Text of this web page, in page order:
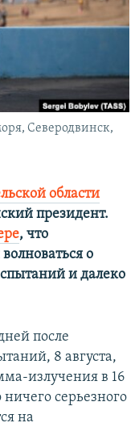
Северодвинск,
области
президент.
, что
о
и далеко
после
8 августа,
излучения в 16
ничего серьезного
на